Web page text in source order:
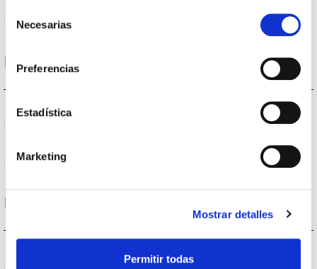
Necesarias
Preferencias
Estadística
Marketing
Mostrar detalles
Permitir todas
Housing and Finish
IP Tightness index IP20
White
Funcionament condition